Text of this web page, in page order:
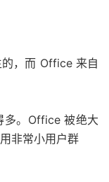
，而 Office 来自
。Office 被绝大
非常小用户群